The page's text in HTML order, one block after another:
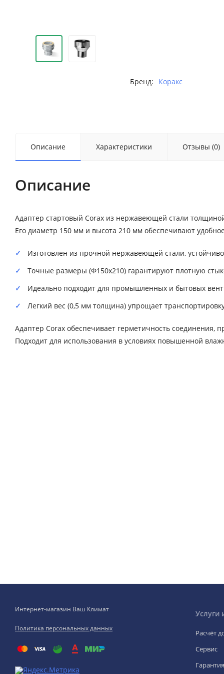
Бренд: Коракс
Описание Характеристики Отзывы (0)
Описание
Адаптер стартовый Corax из нержавеющей стали
Его диаметр 150 мм и высота 210 мм обеспечивают
Изготовлен из прочной нержавеющей стали,
Точные размеры (Ф150х210) гарантируют плотную
Идеально подходит для промышленных и бытовых
Легкий вес (0,5 мм толщина) упрощает
Адаптер Corax обеспечивает герметичность соединения,
Подходит для использования в условиях повышенной
Интернет-магазин Ваш Климат
Политика персональных данных
Услуги
Расчёт
Сервис
Гарантия